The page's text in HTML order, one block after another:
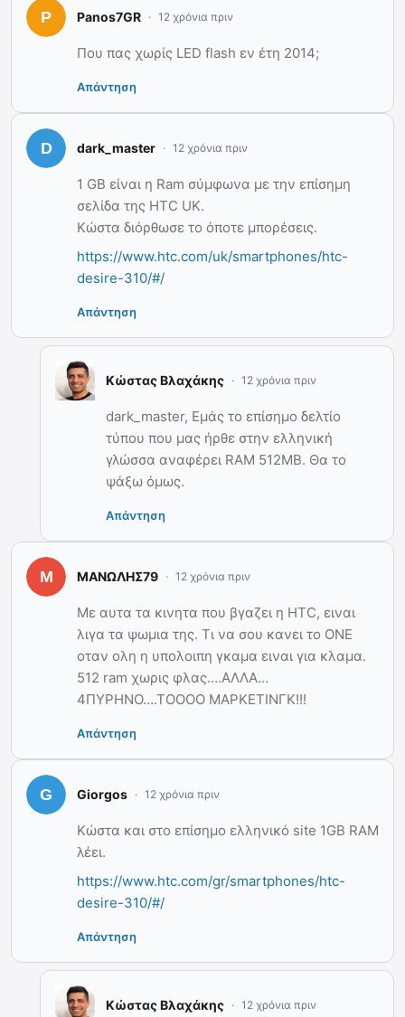
Panos7GR 12 χρόνια πριν
Που πας χωρίς LED flash εν έτη 2014;
Απάντηση
dark_master 12 χρόνια πριν
1 GB είναι η Ram σύμφωνα με την επίσημη
σελίδα της HTC UK.
Κώστα διόρθωσε το όποτε μπορέσεις.
https://www.htc.com/uk/smartphones/htc-
desire-310/#/
Απάντηση
Κώστας Βλαχάκης 12 χρόνια πριν
dark_master, Εμάς το επίσημο δελτίο
τύπου που μας ήρθε στην ελληνική
γλώσσα αναφέρει RAM 512MB. Θα το
ψάξω όμως.
Απάντηση
ΜΑΝΩΛΗΣ79 12 χρόνια πριν
Με αυτα τα κινητα που βγαζει η HTC, ειναι
λιγα τα ψωμια της. Τι να σου κανει το ΟΝΕ
οταν ολη η υπολοιπη γκαμα ειναι για κλαμα.
512 ram χωρις φλας….ΑΛΛΑ…
4ΠΥΡΗΝΟ….ΤΟΟΟΟ ΜΑΡΚΕΤΙΝΓΚ!!!
Απάντηση
Giorgos 12 χρόνια πριν
Κώστα και στο επίσημο ελληνικό site 1GB RAM
λέει.
https://www.htc.com/gr/smartphones/htc-
desire-310/#/
Απάντηση
Κώστας Βλαχάκης 12 χρόνια πριν